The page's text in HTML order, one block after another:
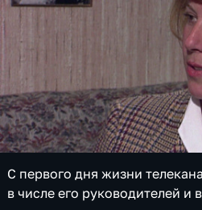
С первого дня жизни
в числе его руководителей и